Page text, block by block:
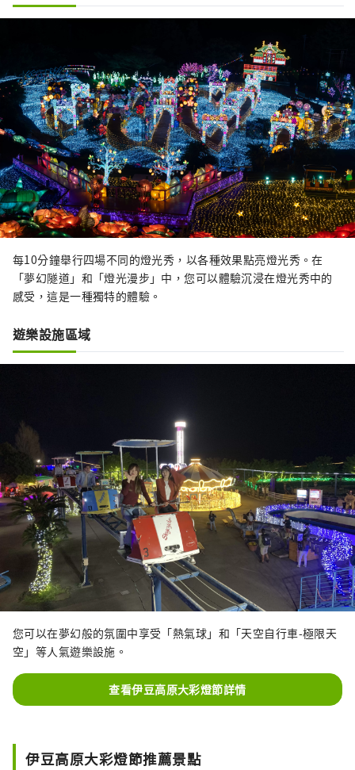
每10分鐘舉行四場不同的燈光秀，以各種效果點亮燈光秀。在
「夢幻隧道」和「燈光漫步」中，您可以體驗沉浸在燈光秀中的
感受，這是一種獨特的體驗。
遊樂設施區域
您可以在夢幻般的氛圍中享受「熱氣球」和「天空自行車-極限天
空」等人氣遊樂設施。
查看伊豆高原大彩燈節詳情
伊豆高原大彩燈節推薦景點